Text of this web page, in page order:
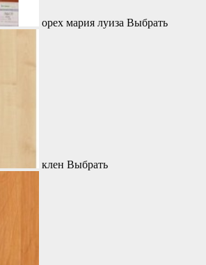
орех мария луиза Выбрать
клен Выбрать